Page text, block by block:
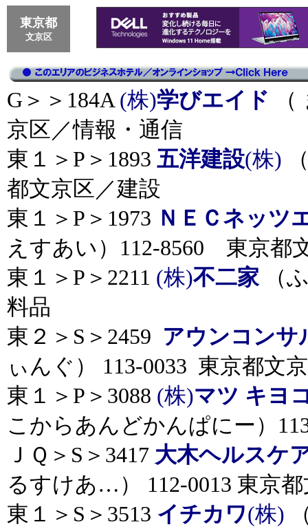
東京都
文京区
G＞＞184A (株)学びエイド （
京区／情報・通信
東１＞P＞1893 五洋建設(株)
都文京区／建設
東１＞P＞1973 ＮＥＣネッツ
えすあい）112-8560 東京都
東１＞P＞2211 (株)不二家
（
料品
東２＞S＞2459 アウンコンサ
ぃんぐ） 113-0033 東京都文
東１＞P＞3088 (株)マツ キヨ
こからあんどかんぱにー）
ＪＱ＞S＞3417 大木ヘルスケ
るすけあ…） 112-0013 東京
東１＞S＞3513 イチカワ(株)